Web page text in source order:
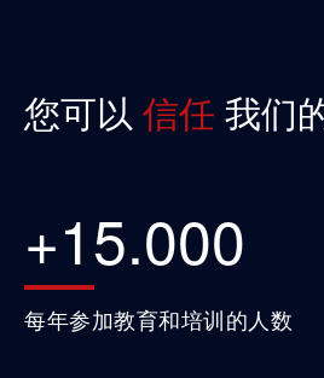
您可以 信任 我们
+15.000
每年参加教育和培训的人数